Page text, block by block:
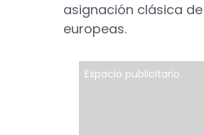
asignación clásica
europeas.
Espacio publicitario